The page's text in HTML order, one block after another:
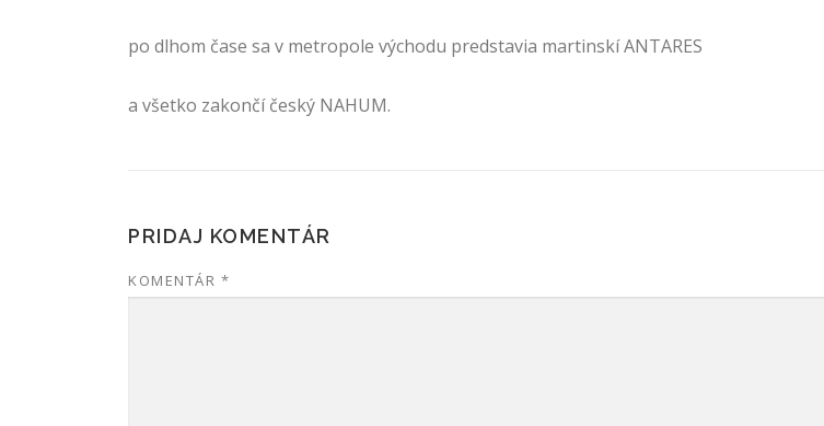
po dlhom čase sa v metropole východu predstavia martinskí ANTARES
a všetko zakončí český NAHUM.
PRIDAJ KOMENTÁR
KOMENTÁR *